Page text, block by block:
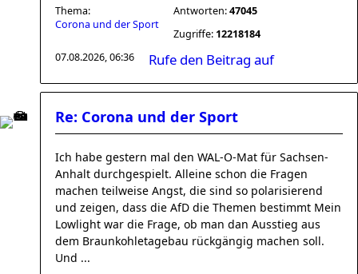
Thema:
Corona und der Sport
Antworten:47045
Zugriffe: 12218184
07.08.2026, 06:36
Rufe den Beitrag auf
Re: Corona und der Sport
Ich habe gestern mal den WAL-O-Mat für Sachsen-
Anhalt durchgespielt. Alleine schon die Fragen
machen teilweise Angst, die sind so polarisierend
und zeigen, dass die AfD die Themen bestimmt Mein
Lowlight war die Frage, ob man dan Ausstieg aus
dem Braunkohletagebau rückgängig machen soll.
Und ...